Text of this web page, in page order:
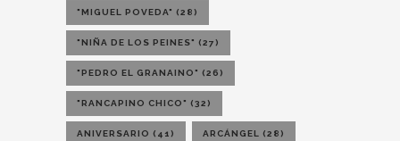
"MIGUEL POVEDA" (28)
"NIÑA DE LOS PEINES" (27)
"PEDRO EL GRANAINO" (26)
"RANCAPINO CHICO" (32)
ANIVERSARIO (41) ARCÁNGEL (28)